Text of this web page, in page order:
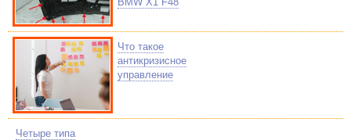
Что такое
антикризисное
управление
Четыре типа